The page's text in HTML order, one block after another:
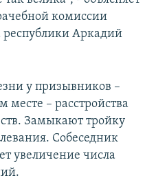
комиссии
республики Аркадий
у призывников –
– расстройства
Замыкают тройку
Собеседник
увеличение числа